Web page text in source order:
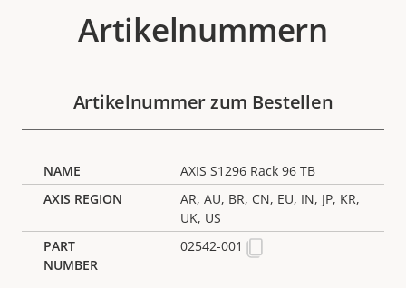
Artikelnummern
Artikelnummer zum Bestellen
AXIS S1296 Rack 96 TB
AR, AU, BR, CN, EU, IN, JP, KR,
UK, US
02542-001